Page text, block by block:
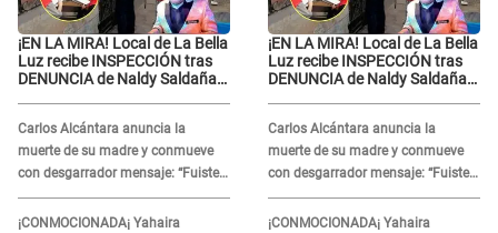
¡EN LA MIRA! Local de La Bella
Luz recibe INSPECCIÓN tras
DENUNCIA de Naldy Saldaña
Carlos Alcántara anuncia la
muerte de su madre y conmueve
con desgarrador mensaje: “Fuiste
una gran mujer”
¡CONMOCIONADA¡ Yahaira
¡EN LA MIRA! Local de La Bella
Luz recibe INSPECCIÓN tras
DENUNCIA de Naldy Saldaña
Carlos Alcántara anuncia la
muerte de su madre y conmueve
con desgarrador mensaje: “Fuiste
una gran mujer”
¡CONMOCIONADA¡ Yahaira